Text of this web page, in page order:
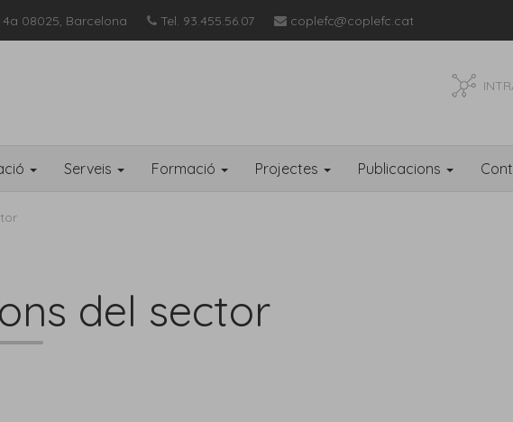
08025, Barcelona Tel. 93.455.56.07 coplefc@coplefc.cat
Serveis Formació Projectes Publicacions
del sector